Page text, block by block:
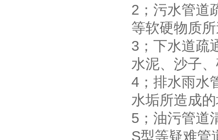
2；污水管道
等软硬物质
3；下水道疏
水泥、沙子
4；排水雨水
水垢所造成
5；油污管道
S型等疑难管